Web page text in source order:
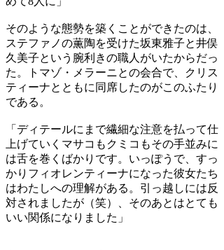
そのような態勢を築くことができたのは、
ステファノの薫陶を受けた坂東雅子と井俣
久美子という腕利きの職人がいたからだっ
た。トマゾ・メラーニとの会合で、クリス
ティーナとともに同席したのがこのふたり
である。
「ディテールにまで繊細な注意を払って仕
上げていくマサコもクミコもその手並みに
は舌を巻くばかりです。いっぽうで、すっ
かりフィオレンティーナになった彼女たち
はわたしへの理解がある。引っ越しには反
対されましたが（笑）、そのあとはとても
いい関係になりました」